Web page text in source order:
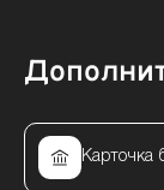
Карточка